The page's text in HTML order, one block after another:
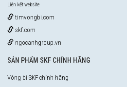
Liên kết website
timvongbi.com
skf.com
ngocanhgroup.vn
SẢN PHẨM SKF CHÍNH HÃNG
Vòng bi SKF chính hãng